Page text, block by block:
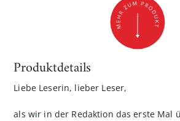
Produktdetails
Liebe Leserin, lieber Leser,
als wir in der Redaktion das erste Mal